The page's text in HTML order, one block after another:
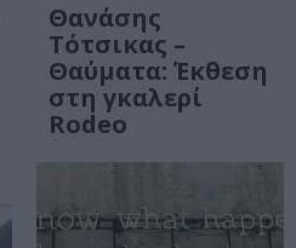
Θανάσης
Τότσικας –
Θαύματα: Έκθεση
στη γκαλερί
Rodeo